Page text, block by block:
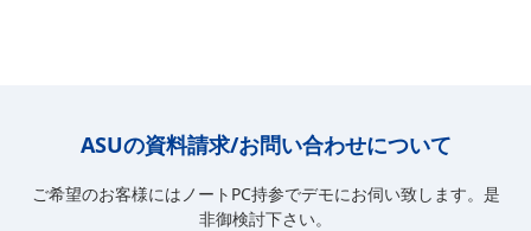
ASUの資料請求/お問い合わせについて
ご希望のお客様にはノートPC持参でデモにお伺い致します。是
非御検討下さい。